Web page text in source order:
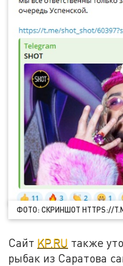
ФОТО: СКРИНШОТ HTTPS://
Сайт KP.RU также
рыбак из Саратова